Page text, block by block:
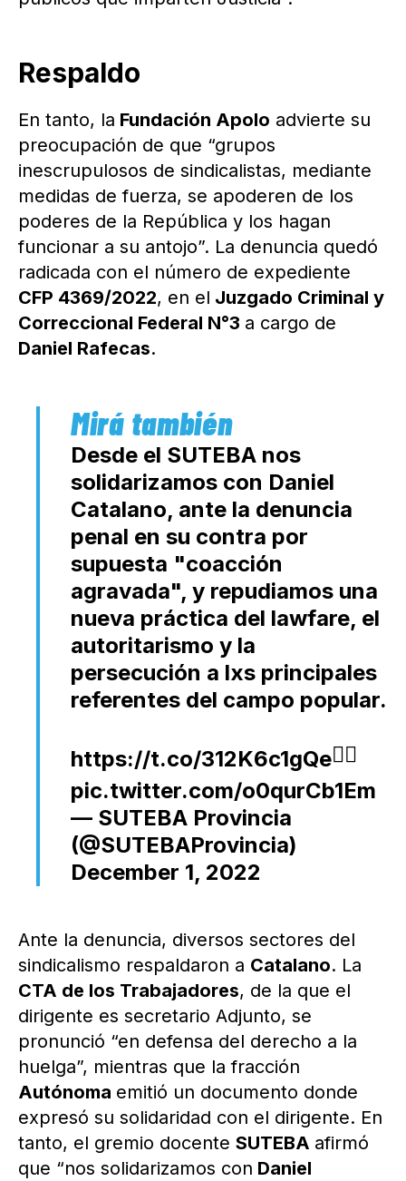
Respaldo
En tanto, la Fundación Apolo advierte su
preocupación de que “grupos
inescrupulosos de sindicalistas, mediante
medidas de fuerza, se apoderen de los
poderes de la República y los hagan
funcionar a su antojo”. La denuncia quedó
radicada con el número de expediente
CFP 4369/2022, en el Juzgado Criminal y
Correccional Federal N°3 a cargo de
Daniel Rafecas.
Desde el SUTEBA nos
solidarizamos con Daniel
Catalano, ante la denuncia
penal en su contra por
supuesta "coacción
agravada", y repudiamos una
nueva práctica del lawfare, el
autoritarismo y la
persecución a lxs principales
referentes del campo popular.
👉🏼
https://t.co/312K6c1gQe
pic.twitter.com/o0qurCb1Em
— SUTEBA Provincia
(@SUTEBAProvincia)
December 1, 2022
Ante la denuncia, diversos sectores del
sindicalismo respaldaron a Catalano. La
CTA de los Trabajadores, de la que el
dirigente es secretario Adjunto, se
pronunció “en defensa del derecho a la
huelga”, mientras que la fracción
Autónoma emitió un documento donde
expresó su solidaridad con el dirigente. En
tanto, el gremio docente SUTEBA afirmó
que “nos solidarizamos con Daniel